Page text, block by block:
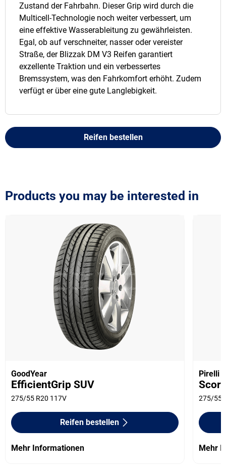
Zustand der Fahrbahn. Dieser Grip wird durch die
Multicell-Technologie noch weiter verbessert, um
eine effektive Wasserableitung zu gewährleisten.
Egal, ob auf verschneiter, nasser oder vereister
Straße, der Blizzak DM V3 Reifen garantiert
exzellente Traktion und ein verbessertes
Bremssystem, was den Fahrkomfort erhöht. Zudem
verfügt er über eine gute Langlebigkeit.
Reifen bestellen
Products you may be interested in
GoodYear
EfficientGrip SUV
275/55 R20 117V
Reifen bestellen
Mehr Informationen
Pirelli
275/55
Mehr